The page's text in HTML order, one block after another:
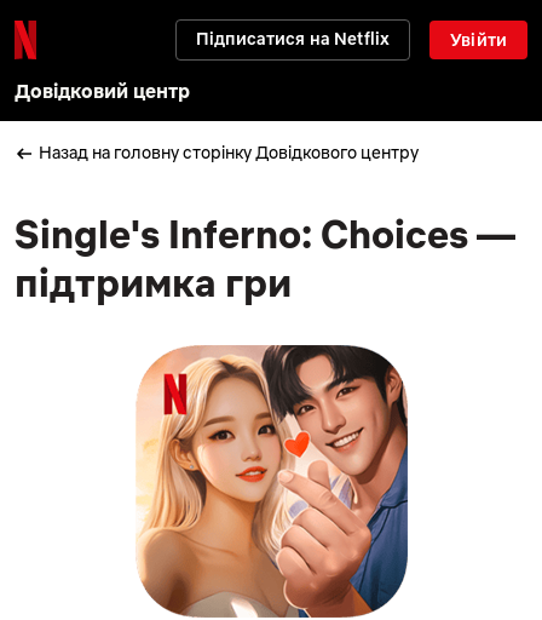
Підписатися на Netflix Увійти
Довідковий центр
Назад на головну сторінку Довідкового центру
Single's Inferno: Choices —
підтримка гри